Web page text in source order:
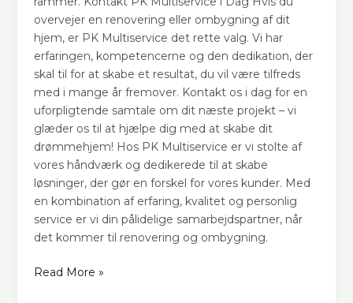
overvejer en renovering eller ombygning af dit
hjem, er PK Multiservice det rette valg. Vi har
erfaringen, kompetencerne og den dedikation, der
skal til for at skabe et resultat, du vil være tilfreds
med i mange år fremover. Kontakt os i dag for en
uforpligtende samtale om dit næste projekt – vi
glæder os til at hjælpe dig med at skabe dit
drømmehjem! Hos PK Multiservice er vi stolte af
vores håndværk og dedikerede til at skabe
løsninger, der gør en forskel for vores kunder. Med
en kombination af erfaring, kvalitet og personlig
service er vi din pålidelige samarbejdspartner, når
det kommer til renovering og ombygning.
Read More »